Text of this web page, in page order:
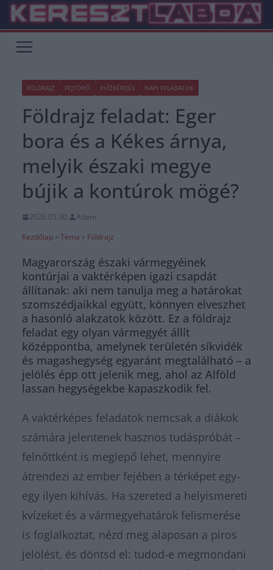
Skip
content
FÖLDRAJZ FEJTÖRŐ KVÍZKÉRDÉS NAPI FELADATOK
Földrajz feladat: Eger
bora és a Kékes árnya,
melyik északi megye
bújik a kontúrok mögé?
2026.05.30.
Adam
Kezdőlap » Téma » Földrajz
Magyarország északi vármegyéinek
kontúrjai a vaktérképen igazi csapdát
állítanak: aki nem tanulja meg a határokat
szomszédjaikkal együtt, könnyen elveszhet
a hasonló alakzatok között. Ez a földrajz
feladat egy olyan vármegyét állít
középpontba, amelynek területén síkvidék
és magashegység egyaránt megtalálható – a
jelölés épp ott jelenik meg, ahol az Alföld
lassan hegységekbe kapaszkodik fel.
A vaktérképes feladatok nemcsak a diákok
számára jelentenek hasznos tudáspróbát –
felnőttként is meglepő lehet, mennyire
átrendezi az ember fejében a térképet egy-
egy ilyen kihívás. Ha szereted a helyismereti
kvízeket és a vármegyehatárok felismerése
is foglalkoztat, nézd meg alaposan a piros
jelölést, és döntsd el: tudod-e megmondani